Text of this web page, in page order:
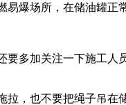
爆场所，在储油罐正
多加关注一下施工人
，也不要把绳子吊在